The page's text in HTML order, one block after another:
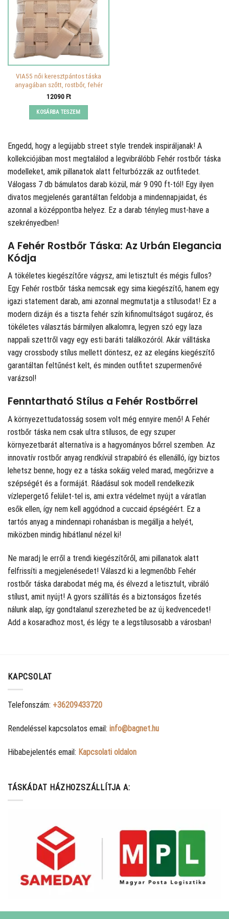
VIA55 női keresztpántos táska
anyagában szőtt, rostbőr, fehér
12090Ft
KOSÁRBA TESZEM
Engedd, hogy a legújabb street style trendek inspiráljanak! A
kollekciójában most megtalálod a legvibrálóbb Fehér rostbőr táska
modelleket, amik pillanatok alatt felturbózzák az outfitedet.
Válogass 7 db bámulatos darab közül, már 9 090 ft-tól! Egy ilyen
divatos megjelenés garantáltan feldobja a mindennapjaidat, és
azonnal a középpontba helyez. Ez a darab tényleg must-have a
szekrényedben!
A Fehér Rostbőr Táska: Az Urbán Elegancia
Kódja
A tökéletes kiegészítőre vágysz, ami letisztult és mégis fullos?
Egy Fehér rostbőr táska nemcsak egy sima kiegészítő, hanem egy
igazi statement darab, ami azonnal megmutatja a stílusodat! Ez a
modern dizájn és a tiszta fehér szín kifinomultságot sugároz, és
tökéletes választás bármilyen alkalomra, legyen szó egy laza
nappali szettről vagy egy esti baráti találkozóról. Akár válltáska
vagy crossbody stílus mellett döntesz, ez az elegáns kiegészítő
garantáltan feltűnést kelt, és minden outfitet szupermenővé
varázsol!
Fenntartható Stílus a Fehér Rostbőrrel
A környezettudatosság sosem volt még ennyire menő! A Fehér
rostbőr táska nem csak ultra stílusos, de egy szuper
környezetbarát alternatíva is a hagyományos bőrrel szemben. Az
innovatív rostbőr anyag rendkívül strapabíró és ellenálló, így biztos
lehetsz benne, hogy ez a táska sokáig veled marad, megőrizve a
szépségét és a formáját. Ráadásul sok modell rendelkezik
vízlepergető felület-tel is, ami extra védelmet nyújt a váratlan
esők ellen, így nem kell aggódnod a cuccaid épségéért. Ez a
tartós anyag a mindennapi rohanásban is megállja a helyét,
miközben mindig hibátlanul nézel ki!
Ne maradj le erről a trendi kiegészítőről, ami pillanatok alatt
felfrissíti a megjelenésedet! Válaszd ki a legmenőbb Fehér
rostbőr táska darabodat még ma, és élvezd a letisztult, vibráló
stílust, amit nyújt! A gyors szállítás és a biztonságos fizetés
nálunk alap, így gondtalanul szerezheted be az új kedvencedet!
Add a kosaradhoz most, és légy te a legstílusosabb a városban!
KAPCSOLAT
Telefonszám: +36209433720
Rendeléssel kapcsolatos email: info@bagnet.hu
Hibabejelentés email: Kapcsolati oldalon
TÁSKÁDAT HÁZHOZSZÁLLÍTJA A: